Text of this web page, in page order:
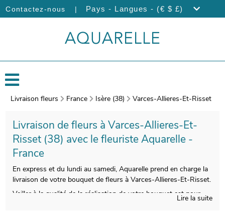
Contactez-nous | Pays - Langues - (€ $ £)
Livraison fleurs France Isère (38) Varces-Allieres-Et-Risset
Livraison de fleurs à Varces-Allieres-Et-
Risset (38) avec le fleuriste Aquarelle -
France
En express et du lundi au samedi, Aquarelle prend en charge la
livraison de votre bouquet de fleurs à Varces-Allieres-Et-Risset.
Veiller à la qualité de la réalisation de votre bouquet est pour
Lire la suite